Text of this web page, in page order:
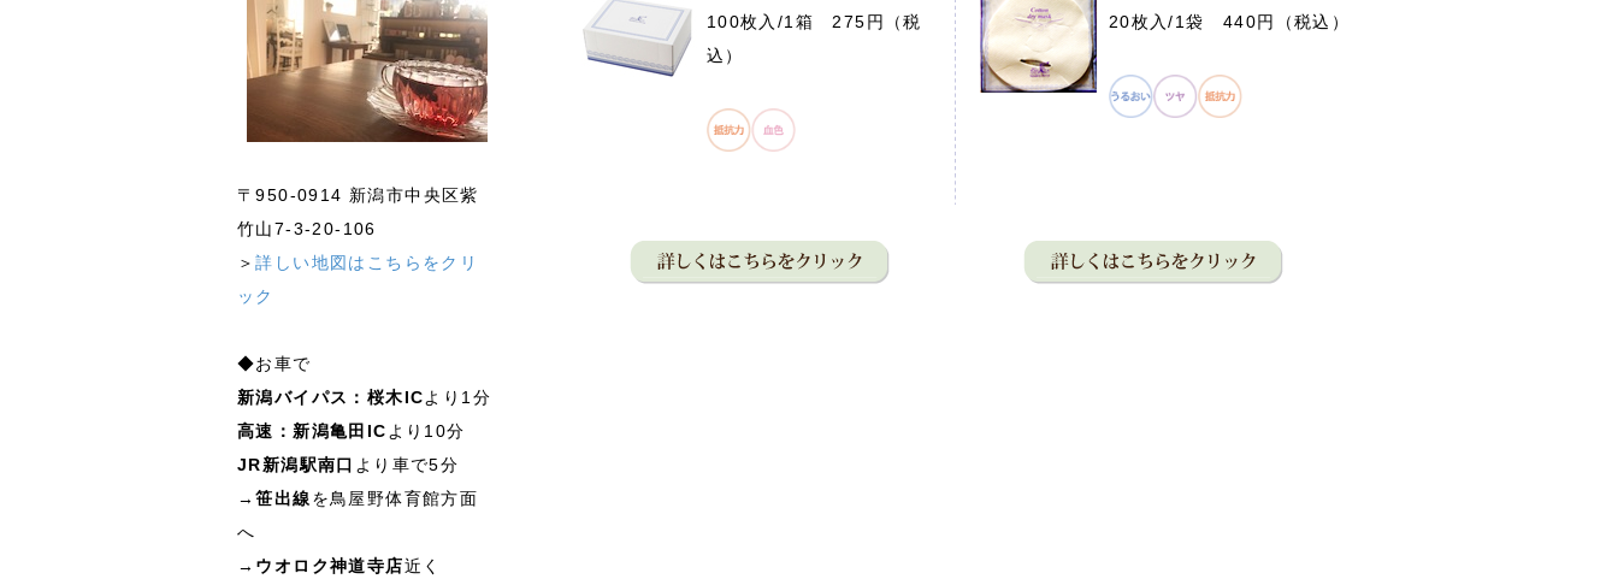
100枚入/1箱 275円（税
込）
20枚入/1袋 440円（税込）
〒950-0914 新潟市中央区紫
竹山7-3-20-106
＞詳しい地図はこちらをクリ
ック
◆お車で
新潟バイパス：桜木ICより1分
高速：新潟亀田IC より10分
JR新潟駅南口 より車で5分
→笹出線を鳥屋野体育館方面
へ
→ ウオロク神道寺店近く